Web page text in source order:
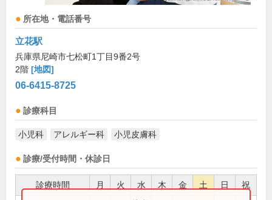
所在地・電話番号
立花駅
兵庫県尼崎市七松町1丁目9番2号
2階 [地図]
06-6415-8725
診療科目
小児科 アレルギー科 小児皮膚科
診療/受付時間・休診日
診療時間 月 火 水 木 金 土 日 祝